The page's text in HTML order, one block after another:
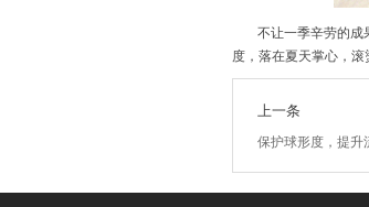
不让一季辛劳的
度，落在夏天掌心，滚
上一条
保护球形度，提